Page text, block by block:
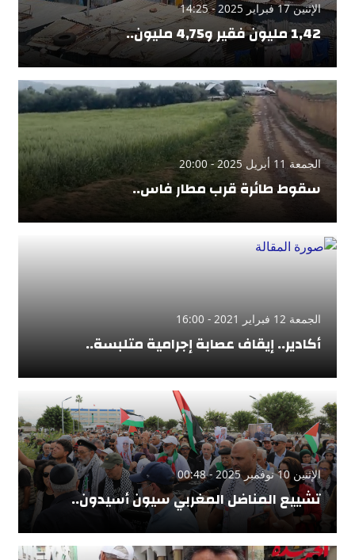
الإثنين 17 فبراير 2025 - 14:25
1,42 مليون فقير و4,75 مليون..
الجمعة 11 أبريل 2025 - 20:00
سقوط طائرة قرب مطار فاس..
الجمعة 12 فبراير 2021 - 16:00
أكادير.. إيقاف عصابة إجرامية متلبسة..
الإثنين 10 نوفمبر 2025 - 00:48
تشييع المناضل المغربي سيون أسيدون..